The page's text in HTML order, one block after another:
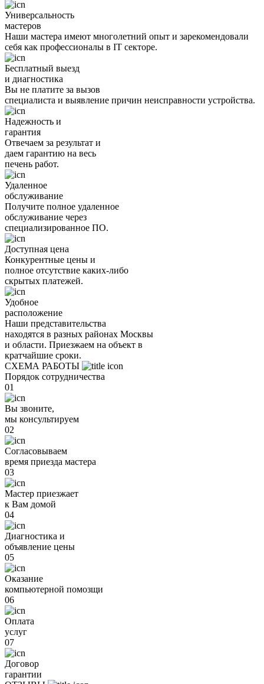
Универсальность
мастеров
Наши мастера имеют многолетний опыт и зарекомендовали
себя как профессионалы в IT секторе.
Бесплатный выезд
и диагностика
Вы не платите за вызов
специалиста и выявление причин неисправности устройства.
Надежность и
гарантия
Отвечаем за результат и
даем гарантию на весь
печень работ.
Удаленное
обслуживание
Получите полное удаленное
обслуживание через
специализированное ПО.
Доступная цена
Конкурентные цены и
полное отсутствие каких-либо
скрытых платежей.
Удобное
расположение
Наши представительства
находятся в разных районах Москвы
и области. Приезжаем на объект в
кратчайшие сроки.
СХЕМА РАБОТЫ
Порядок сотрудничества
01
Вы звоните,
мы консультируем
02
Согласовываем
время приезда мастера
03
Мастер приезжает
к Вам домой
04
Диагностика и
объявление цены
05
Оказание
компьютерной помозщи
06
Оплата
услуг
07
Договор
гарантии